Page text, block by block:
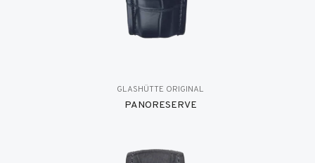
GLASHÜTTE ORIGINAL
PANORESERVE